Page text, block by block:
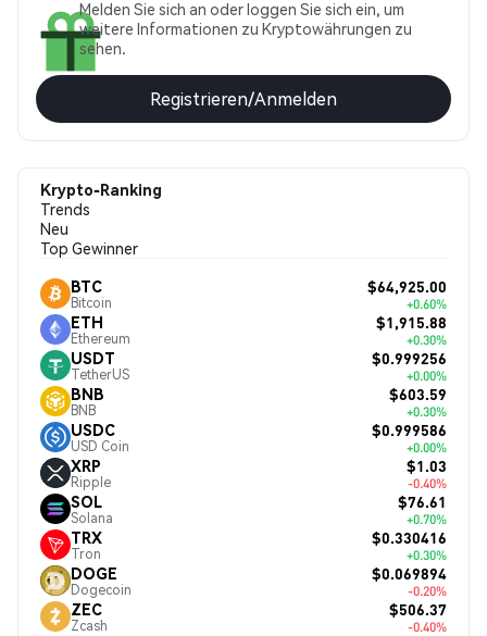
Melden Sie sich an oder loggen Sie sich ein, um
weitere Informationen zu Kryptowährungen zu
sehen.
Registrieren/Anmelden
Krypto-Ranking
Trends
Neu
Top Gewinner
BTC
Bitcoin
$64,925.00
+0.60%
ETH
Ethereum
$1,915.88
+0.30%
USDT
TetherUS
$0.999256
+0.00%
BNB
BNB
$603.59
+0.30%
USDC
USD Coin
$0.999586
+0.00%
XRP
Ripple
$1.03
-0.40%
SOL
Solana
$76.61
+0.70%
TRX
Tron
$0.330416
+0.30%
DOGE
Dogecoin
$0.069894
-0.20%
ZEC
Zcash
$506.37
-0.40%